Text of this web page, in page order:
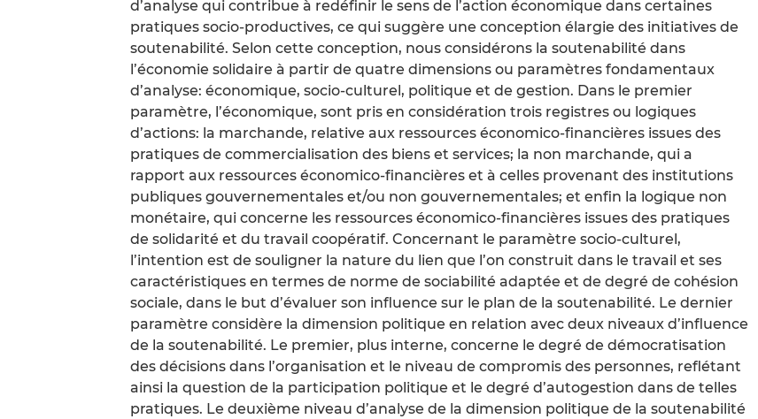
d’analyse qui contribue à redéfinir le sens de l’action économique dans certaines
pratiques socio-productives, ce qui suggère une conception élargie des initiatives de
soutenabilité. Selon cette conception, nous considérons la soutenabilité dans
l’économie solidaire à partir de quatre dimensions ou paramètres fondamentaux
d’analyse: économique, socio-culturel, politique et de gestion. Dans le premier
paramètre, l’économique, sont pris en considération trois registres ou logiques
d’actions: la marchande, relative aux ressources économico-financières issues des
pratiques de commercialisation des biens et services; la non marchande, qui a
rapport aux ressources économico-financières et à celles provenant des institutions
publiques gouvernementales et/ou non gouvernementales; et enfin la logique non
monétaire, qui concerne les ressources économico-financières issues des pratiques
de solidarité et du travail coopératif. Concernant le paramètre socio-culturel,
l’intention est de souligner la nature du lien que l’on construit dans le travail et ses
caractéristiques en termes de norme de sociabilité adaptée et de degré de cohésion
sociale, dans le but d’évaluer son influence sur le plan de la soutenabilité. Le dernier
paramètre considère la dimension politique en relation avec deux niveaux d’influence
de la soutenabilité. Le premier, plus interne, concerne le degré de démocratisation
des décisions dans l’organisation et le niveau de compromis des personnes, reflétant
ainsi la question de la participation politique et le degré d’autogestion dans de telles
pratiques. Le deuxième niveau d’analyse de la dimension politique de la soutenabilité